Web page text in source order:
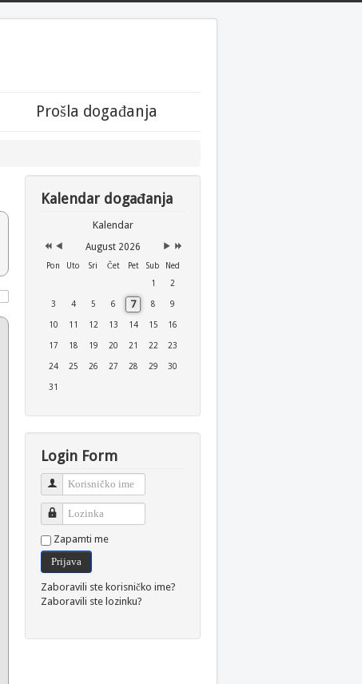
Prošla događanja
Kalendar događanja
Kalendar
August 2026
Pon Uto Sri Čet Pet Sub
Ned
1
2
3 4 5 6 7 8 9
10 11 12 13 14 15 16
17 18 19 20 21 22 23
24 25 26 27 28 29 30
31
Login Form
Korisničko ime
Lozinka
Zapamti me
Prijava
Zaboravili ste korisničko ime?
Zaboravili ste lozinku?